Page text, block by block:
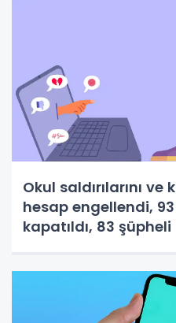
Okul saldırılarını
hesap engellendi,
kapatıldı, 83 şüpheli